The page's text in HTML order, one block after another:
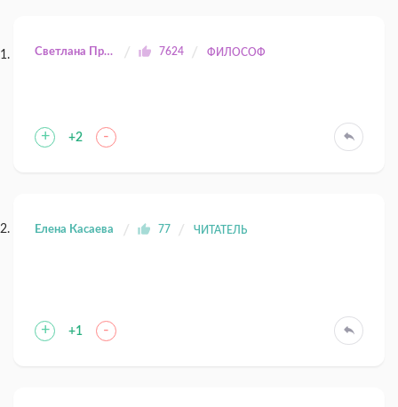
Светлана Прилуцкая 7624 ФИЛОСОФ
+ +2 -
Елена Касаева 77 ЧИТАТЕЛЬ
+ +1 -